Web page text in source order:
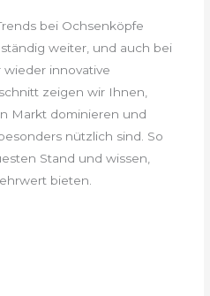
bei Ochsenköpfe
weiter, und auch bei
innovative
zeigen wir Ihnen,
Markt dominieren und
nützlich sind. So
Stand und wissen,
bieten.